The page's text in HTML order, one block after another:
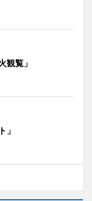
観覧」
」